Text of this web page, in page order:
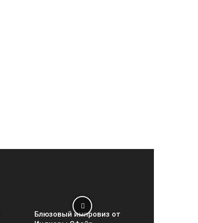
Блюзовый импровиз от